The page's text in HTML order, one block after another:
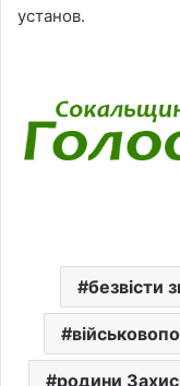
установ.
безвісти
родини